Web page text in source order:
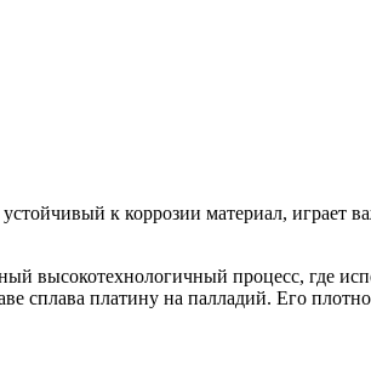
к коррозии материал, играет
высокотехнологичный процесс, где
сплава платину на палладий. Его